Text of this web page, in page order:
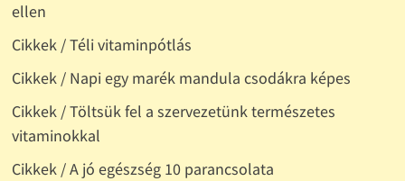
ellen
Cikkek / Téli vitaminpótlás
Cikkek / Napi egy marék mandula csodákra képes
Cikkek / Töltsük fel a szervezetünk természetes
vitaminokkal
Cikkek / A jó egészség 10 parancsolata